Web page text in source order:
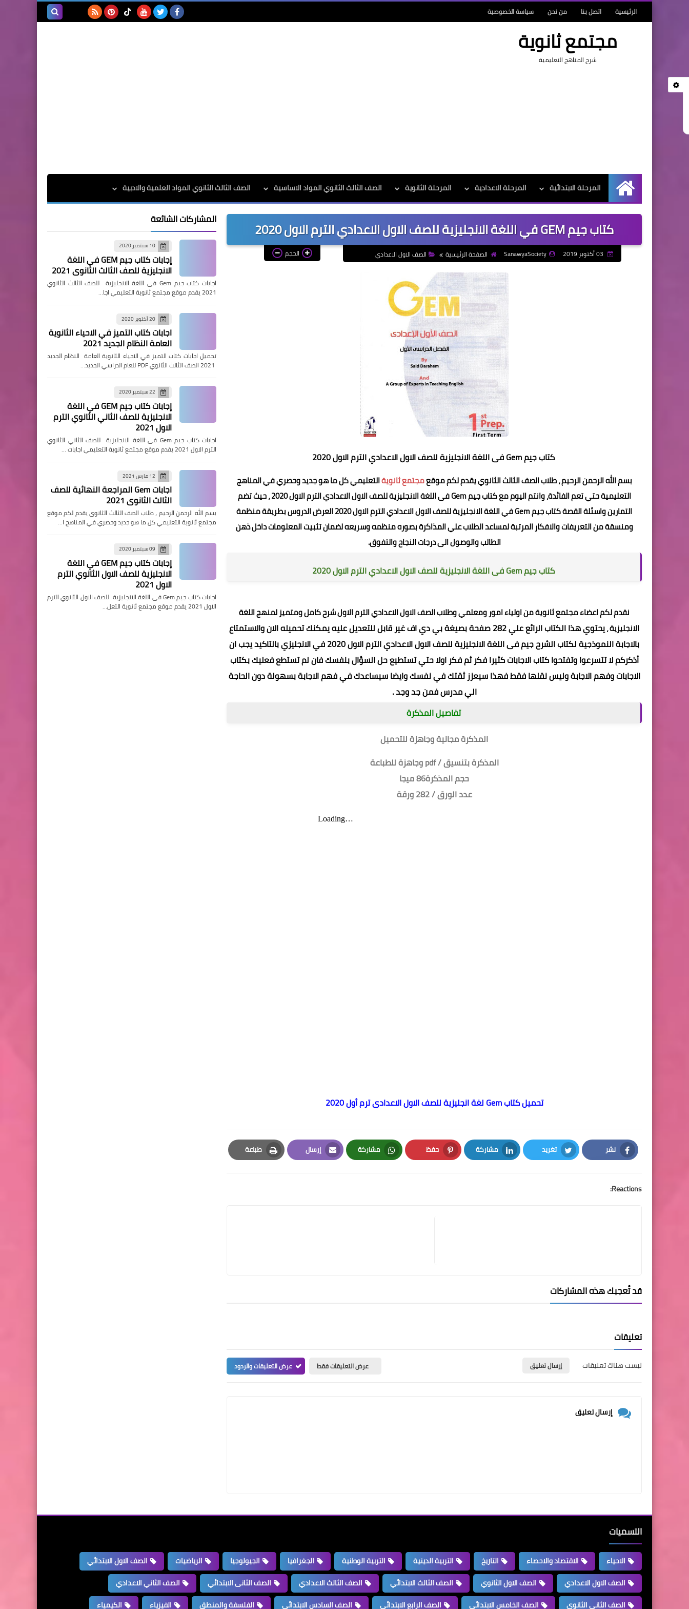
الرئيسية اتصل بنا من نحن سياسة الخصوصية
مجتمع ثانوية
شرح المناهج التعليمية
الرئيسية
المرحلة الابتدائية المرحلة الاعدادية المرحلة الثانوية الصف الثالث الثانوي المواد الاساسية الصف الثالث الثانوي المواد العلمية والادبية
كتاب جيم GEM في اللغة الانجليزية للصف الاول الاعدادي الترم الاول 2020
SanawyaSociety الصفحة الرئيسية الصف الاول الاعدادي الحجم
كتاب جيم Gem فى اللغة الانجليزية للصف الاول الاعدادي الترم الاول 2020
بسم الله الرحمن الرحيم ، طلاب الصف الثالث الثانوي يقدم لكم موقعمجتمع ثانويةالتعليمي كل ما هو جديد وحصري في المناهج
التعليمية حتي تعم الفائدة، وانتم اليوم معكتاب جيم Gem فى اللغة الانجليزية للصف الاول الاعدادي الترم الاول 2020
، حيث تضم
التمارين واسئلة القصة كتاب جيم Gem في اللغة الانجليزية للصف الاول الاعدادي الترم الاول 2020 العرض الدروس بطريقة منظمة
ومنسقة من التعريفات والافكار المرتبة لمساعد الطلاب علي المذاكرة بصوره منظمه وسريعه لضمان تثبيت المعلومات داخل ذهن
الطالب والوصول الى درجات النجاح والتفوق.
كتاب جيم Gem فى اللغة الانجليزية للصف الاول الاعدادي الترم الاول 2020
نقدم لكم اعضاء مجتمع ثانوية من اولياء امور ومعلمي وطلاب الصف الاول الاعدادي الترم الاول شرح كامل ومتميز لمنهج اللغة
الانجليزية ،
يحتوي هذا الكتاب الرائع علي 282 صفحة بصيغة بي دي اف غير قابل للتعديل عليه يمكنك تحميله الان والاستمتاع
بالاجابة النموذجية لكتاب الشرح جيم فى اللغة الانجليزية للصف الاول الاعدادي الترم الاول 2020 في الانجليزي بالتاكيد يجب ان
أذكركم لا تتسرعوا وتفتحوا كتاب الاجابات كثيرا فكر ثم فكر اولا حتي تستطيع حل السؤال بنفسك فان لم تستطع فعليك بكتاب
الاجابات وفهم الاجابة وليس نقلها فقط فهذا سيعزز ثقتك في نفسك وايضا سيساعدك في فهم الاجابة بسهولة دون الحاجة
الي مدرس فمن جد وجد .
تفاصيل المذكرة
المذكرة مجانية وجاهزة للتحميل
المذكرة بتنسيق / pdf وجاهزة للطباعة
حجم المذكرة86 ميجا
عدد الورق / 282 ورقة
تحميل كتاب Gem لغة انجليزية للصف الاول الاعدادى ترم أول 2020
نشر
Facebook
تغريد
Twitter
مشاركة
LinkedIn
حفظ
Pinterest
مشاركة
Whatsapp
إرسال
Email
طباعة
Print
Reactions:
قد تُعجبك هذه المشاركات
تعليقات
ليست هناك تعليقات إرسال تعليق عرض التعليقات فقط عرض التعليقات والردود
إرسال تعليق
المشاركات الشائعة
10 سبتمبر 2020
إجابات كتاب جيم GEM في اللغة
الانجليزية للصف الثالث الثانوي 2021
اجابات كتاب جيم Gem فى اللغة الانجليزية للصف الثالث الثانوي
2021 يقدم موقع مجتمع ثانوية التعليمي اجا…
20 أكتوبر 2020
اجابات كتاب التميز في الاحياء الثانوية
العامة النظام الجديد 2021
تحميل اجابات كتاب التميز في الاحياء الثانوية العامة النظام الجديد
22 سبتمبر 2020
إجابات كتاب جيم GEM في اللغة
الانجليزية للصف الثاني الثانوي الترم
الاول 2021
اجابات كتاب جيم Gem فى اللغة الانجليزية للصف الثاني الثانوي
الترم الاول 2021 يقدم موقع مجتمع ثانوية التعليمي اجابات …
12 مارس 2021
اجابات Gem المراجعة النهائية للصف
الثالث الثانوى 2021
بسم الله الرحمن الرحيم ، طلاب الصف الثالث الثانوى يقدم لكم موقع
مجتمع ثانوية التعليمي كل ما هو جديد وحصري في المناهج ا…
09 سبتمبر 2020
إجابات كتاب جيم GEM في اللغة
الانجليزية للصف الاول الثانوي الترم
الاول 2021
اجابات كتاب جيم Gem فى اللغة الانجليزية للصف الاول الثانوي الترم
الاول 2021 يقدم موقع مجتمع ثانوية التعل…
التسميات
الاحياء الاقتصاد والاحصاء التاريخ التربية الدينية التربية الوطنية الجغرافيا الجيولوجيا الرياضيات
الصف الاول الابتدائي
الصف الاول الاعدادي
الصف الاول الثانوي الصف الثالث الابتدائي الصف الثالث الاعدادي الصف الثانى الابتدائي
الصف الثاني الاعدادي
الصف الثاني الثانوي
الصف الخامس الابتدائي الصف الرابع الابتدائي الصف السادس الابتدائي الفلسفة والمنطق الفيزياء الكيمياء